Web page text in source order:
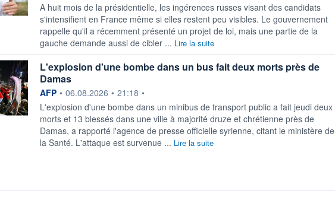
A huit mois de la présidentielle, les ingérences russes visant des candidats
s'intensifient en France même si elles restent peu visibles. Le gouvernement
rappelle qu'il a récemment présenté un projet de loi, mais une partie de la
gauche demande aussi de cibler ... Lire la suite
L'explosion d'une bombe dans un bus fait deux morts près de
Damas
information fournie par
AFP • 06.08.2026 • 21:18 •
L'explosion d'une bombe dans un minibus de transport public a fait jeudi deux
morts et 13 blessés dans une ville à majorité druze et chrétienne près de
Damas, a rapporté l'agence de presse officielle syrienne, citant le ministère de
la Santé. L'attaque est survenue ... Lire la suite